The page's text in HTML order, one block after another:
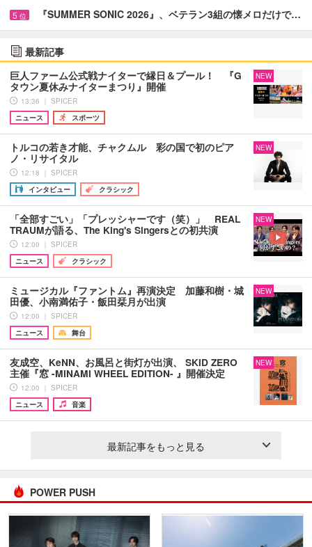
5 位 『SUMMER SONIC 2026』、ベテラン3組の懐メロだけで…
最新記事
巨人ファーム公式戦ナイターで縁日＆プール！ 『G
タウン夏休みナイターまつり』開催
13:36 ｜ SPICER
ニュース
スポーツ
NEW
トルコの若き才能、チャクムル 彩の国で初のピア
ノ・リサイタル
12:18 ｜ SPICER
インタビュー
クラシック
NEW
「全部すごい」「プレッシャーです（笑）」 REAL
TRAUMが語る、The King's Singersとの初共演
12:00 ｜ SPICER
ニュース
クラシック
NEW
ミュージカル『ファントム』再演決定 加藤和樹・城
田優、小南満佑子・飯田栞月が出演
12:00 ｜ SPICER
ニュース
舞台
NEW
友成空、KeNN、お風呂と街灯が出演、 SKID ZERO
主催『窓 -MINAMI WHEEL EDITION- 』開催決定
12:00 ｜ SPICER
ニュース
音楽
NEW
最新記事をもっと見る
POWER PUSH